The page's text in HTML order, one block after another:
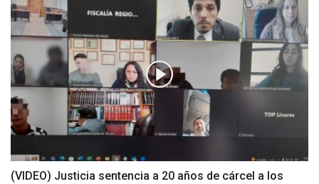
(VIDEO) Justicia sentencia a 20 años de cárcel a los